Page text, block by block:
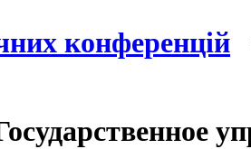
конференцій